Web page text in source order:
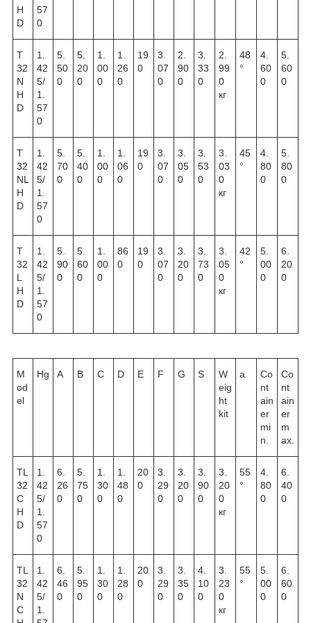
H
D
57
0
T
32
N
H
D
1.
42
5/
1.
57
0
5.
50
0
5.
20
0
1.
00
0
1.
26
0
19
0
3.
07
0
2.
90
0
3.
33
0
2.
99
0
кг
48
°
4.
60
0
5.
60
0
T
32
NL
H
D
1.
42
5/
1.
57
0
5.
70
0
5.
40
0
1.
00
0
1.
06
0
19
0
3.
07
0
3.
05
0
3.
53
0
3.
03
0
кг
45
°
4.
80
0
5.
80
0
T
32
L
H
D
1.
42
5/
1.
57
0
5.
90
0
5.
60
0
1.
00
0
86
0
19
0
3.
07
0
3.
20
0
3.
73
0
3.
05
0
кг
42
°
5.
00
0
6.
20
0
M
od
el
Hg A B C D E F G S
W
eig
ht
kit
a
Co
nt
ain
er
mi
n.
Co
nt
ain
er
m
ax.
TL
32
C
H
D
1.
42
5/
1.
57
0
6.
26
0
5.
75
0
1.
30
0
1.
48
0
20
0
3.
29
0
3.
20
0
3.
90
0
3.
20
0
кг
55
°
4.
80
0
6.
40
0
TL
32
N
C
1.
42
5/
1.
6.
46
0
5.
95
0
1.
30
0
1.
28
0
20
0
3.
29
0
3.
35
0
4.
10
0
3.
23
0
кг
55
°
5.
00
0
6.
60
0